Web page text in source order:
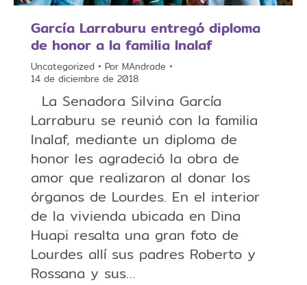
García Larraburu entregó diploma
de honor a la familia Inalaf
Uncategorized Por MAndrade
14 de diciembre de 2018
La Senadora Silvina García
Larraburu se reunió con la familia
Inalaf, mediante un diploma de
honor les agradeció la obra de
amor que realizaron al donar los
órganos de Lourdes. En el interior
de la vivienda ubicada en Dina
Huapi resalta una gran foto de
Lourdes allí sus padres Roberto y
Rossana y sus…